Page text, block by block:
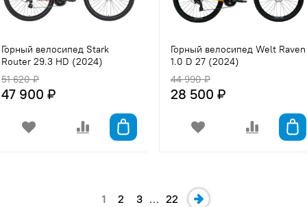
Горный велосипед Stark
Router 29.3 HD (2024)
51 620 ₽
47 900 ₽
Горный велосипед Welt Raven
1.0 D 27 (2024)
44 990 ₽
28 500 ₽
1 2 3 … 22